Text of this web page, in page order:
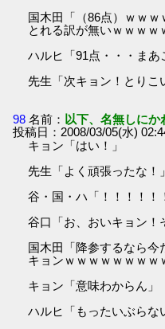
国木田「（86点）ｗｗ
とれる訳が無いｗｗｗｗ
ハルヒ「91点・・・まあ
先生「次キョン！とりこ
98 名前： 以下、名無しにか
投稿日：2008/03/05(水)
キョン「はい！」
先生「よく頑張ったな！」
谷・国・ハ「！！！！！
谷口「お、おいキョン！
国木田「降参するなら今
キョンｗｗｗｗｗｗｗｗ
キョン「意味わからん」
ハルヒ「もったいぶらな